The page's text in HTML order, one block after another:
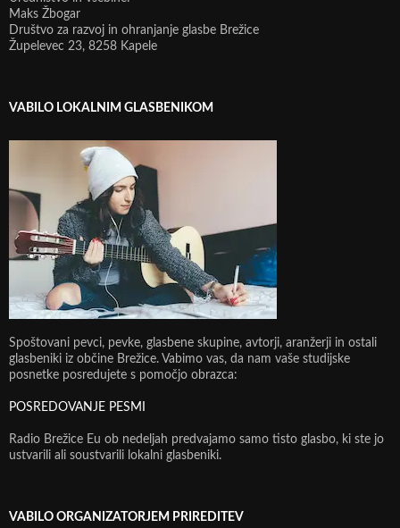
Maks Žbogar
Društvo za razvoj in ohranjanje glasbe Brežice
Župelevec 23, 8258 Kapele
VABILO LOKALNIM GLASBENIKOM
Spoštovani pevci, pevke, glasbene skupine, avtorji, aranžerji in ostali
glasbeniki iz občine Brežice. Vabimo vas, da nam vaše studijske
posnetke posredujete s pomočjo obrazca:
POSREDOVANJE PESMI
Radio Brežice Eu ob nedeljah predvajamo samo tisto glasbo, ki ste jo
ustvarili ali soustvarili lokalni glasbeniki.
VABILO ORGANIZATORJEM PRIREDITEV